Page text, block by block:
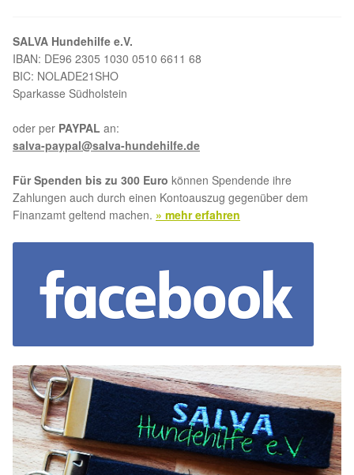
SALVA Hundehilfe e.V.
IBAN: DE96 2305 1030 0510 6611 68
BIC: NOLADE21SHO
Sparkasse Südholstein
oder per PAYPAL an:
salva-paypal@salva-hundehilfe.de
Für Spenden bis zu 300 Euro können Spendende ihre
Zahlungen auch durch einen Kontoauszug gegenüber dem
Finanzamt geltend machen. » mehr erfahren